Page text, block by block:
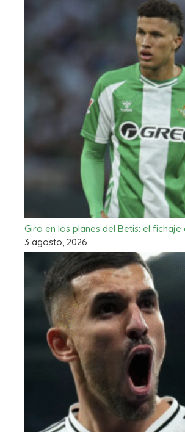
Giro en los planes del Betis: el fichaje
3 agosto, 2026